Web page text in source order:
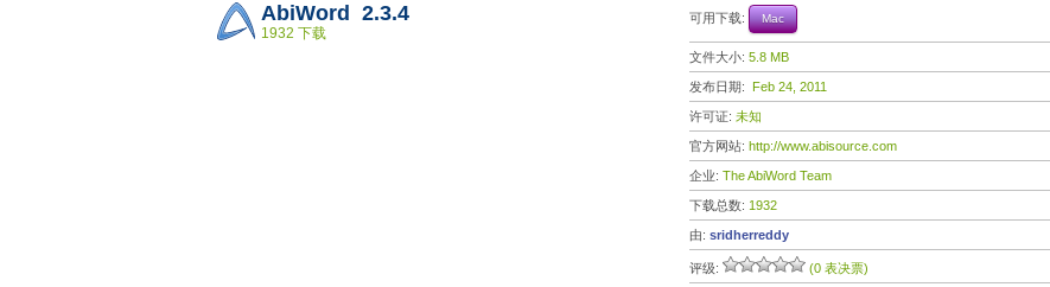
AbiWord 2.3.4
1932 下载
可用下载: Mac
文件大小: 5.8 MB
发布日期: Feb 24, 2011
许可证: 未知
官方网站: http://www.abisource.com
企业: The AbiWord Team
下载总数: 1932
由: sridherreddy
评级: (0 表决票)